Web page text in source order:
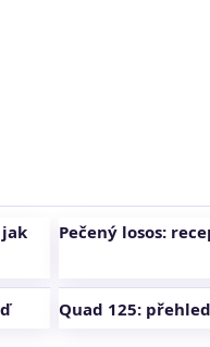
Pečený losos:
Quad 125: